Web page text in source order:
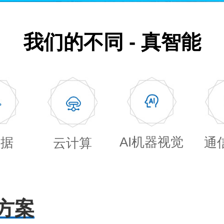
我们的不同 - 真智能
云计算 AI机器视觉 通
案